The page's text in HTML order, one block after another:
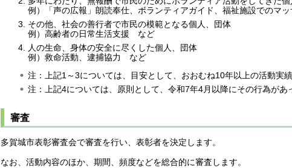
例）「声の広報」朗読奉仕、ボランティアガイド、福祉施設でのマ
その他、社会の善行者で市民の模範となる個人、団体
例）高齢者の日常生活支援
など
人の生命、身体の安全に尽くした個人、団体
例）救命活動、逮捕協力
など
注：上記1～3については、目安として、おおむね10年以上の活動実
注：上記4については、原則として、令和7年4月以降にその行為があ
審査
多賀城市表彰審査会で審査を行い、表彰者を決定します。
なお、活動内容のほか、期間、頻度などを総合的に審査します。